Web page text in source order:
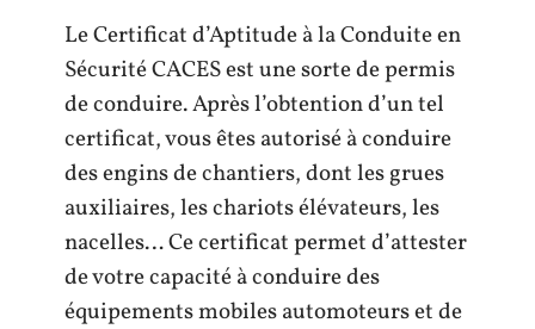
Le Certificat d’Aptitude à la Conduite en
Sécurité CACES est une sorte de permis
de conduire. Après l’obtention d’un tel
certificat, vous êtes autorisé à conduire
des engins de chantiers, dont les grues
auxiliaires, les chariots élévateurs, les
nacelles… Ce certificat permet d’attester
de votre capacité à conduire des
équipements mobiles automoteurs et de